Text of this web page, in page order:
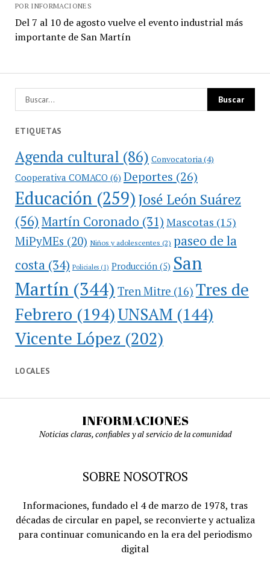
POR INFORMACIONES
Del 7 al 10 de agosto vuelve el evento industrial más
importante de San Martín
ETIQUETAS
Agenda cultural (86) Convocatoria (4)
Cooperativa COMACO(6) Deportes (26)
Educación(259)José León Suárez
(56)Martín Coronado (31) Mascotas (15)
MiPyMEs (20) Niños y adolescentes (2) paseo de la
costa(34) Policiales(1) Producción(5) San
Martín(344) Tren Mitre (16) Tres de
Febrero (194)UNSAM (144)
Vicente López (202)
LOCALES
INFORMACIONES
Noticias claras, confiables y al servicio de la comunidad
SOBRE NOSOTROS
Informaciones, fundado el 4 de marzo de 1978, tras
décadas de circular en papel, se reconvierte y actualiza
para continuar comunicando en la era del periodismo
digital